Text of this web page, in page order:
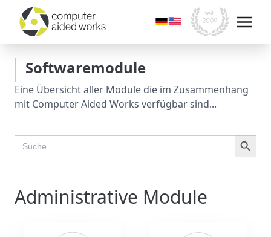
Softwaremodule
Eine Übersicht aller Module die im Zusammenhang
mit Computer Aided Works verfügbar sind...
Search
for:
Search Button
Administrative Module